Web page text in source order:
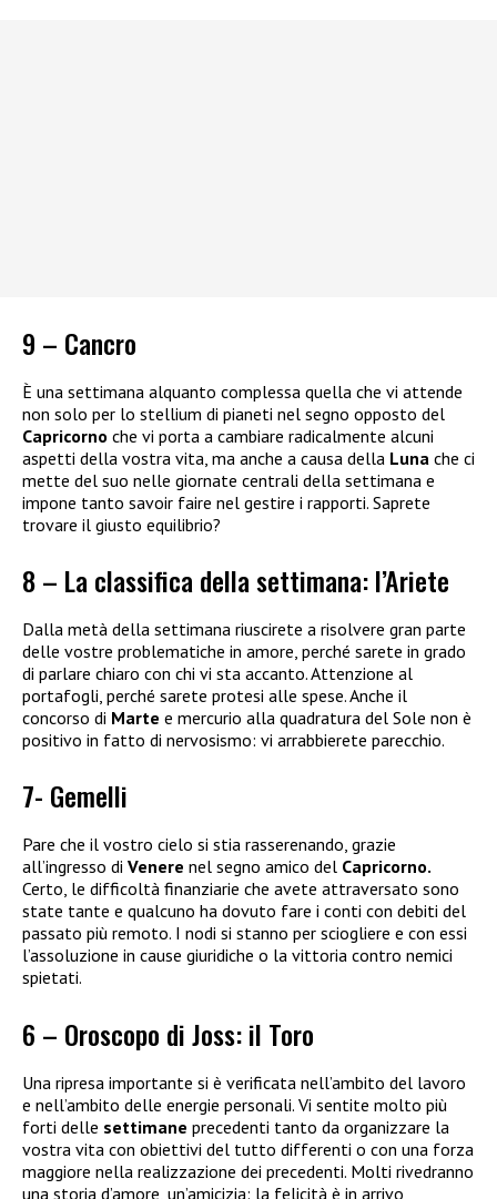
9 – Cancro
È una settimana alquanto complessa quella che vi attende
non solo per lo stellium di pianeti nel segno opposto del
Capricorno che vi porta a cambiare radicalmente alcuni
aspetti della vostra vita, ma anche a causa della Luna che ci
mette del suo nelle giornate centrali della settimana e
impone tanto savoir faire nel gestire i rapporti. Saprete
trovare il giusto equilibrio?
8 – La classifica della settimana: l’Ariete
Dalla metà della settimana riuscirete a risolvere gran parte
delle vostre problematiche in amore, perché sarete in grado
di parlare chiaro con chi vi sta accanto. Attenzione al
portafogli, perché sarete protesi alle spese. Anche il
concorso di Marte e mercurio alla quadratura del Sole non è
positivo in fatto di nervosismo: vi arrabbierete parecchio.
7- Gemelli
Pare che il vostro cielo si stia rasserenando, grazie
all’ingresso di Venere nel segno amico del Capricorno.
Certo, le difficoltà finanziarie che avete attraversato sono
state tante e qualcuno ha dovuto fare i conti con debiti del
passato più remoto. I nodi si stanno per sciogliere e con essi
l’assoluzione in cause giuridiche o la vittoria contro nemici
spietati.
6 – Oroscopo di Joss: il Toro
Una ripresa importante si è verificata nell’ambito del lavoro
e nell’ambito delle energie personali. Vi sentite molto più
forti delle settimane precedenti tanto da organizzare la
vostra vita con obiettivi del tutto differenti o con una forza
maggiore nella realizzazione dei precedenti. Molti rivedranno
una storia d’amore, un’amicizia: la felicità è in arrivo